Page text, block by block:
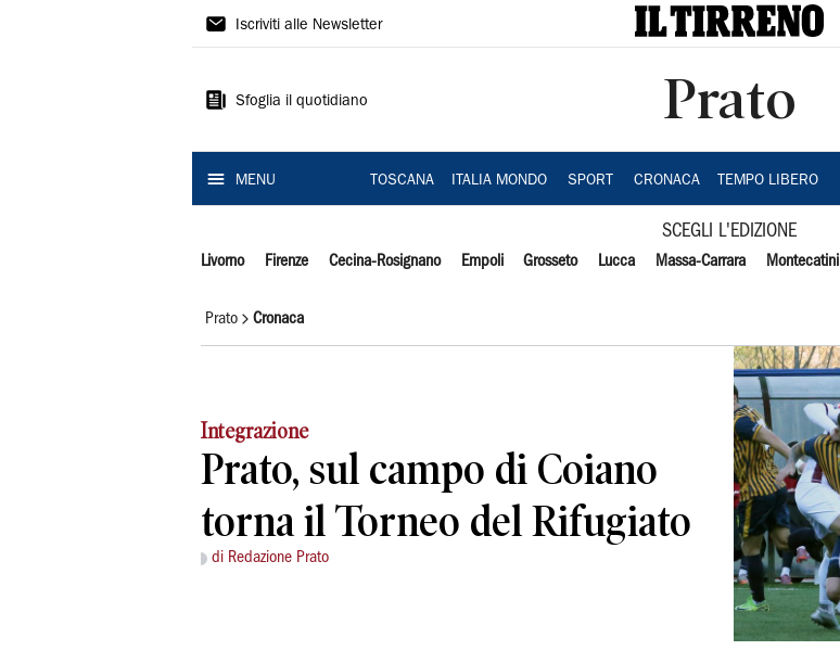
Il
Iscriviti alle Newsletter
Sfoglia il quotidiano Prato
MENU TOSCANA ITALIA MONDO SPORT CRONACA TEMPO LIBERO
SCEGLI L'EDIZIONE
Livorno Firenze Cecina-Rosignano Empoli Grosseto Lucca Massa-Carrara Montecatini
Prato Cronaca
Integrazione
Prato, sul campo di Coiano
torna il Torneo del Rifugiato
di Redazione Prato